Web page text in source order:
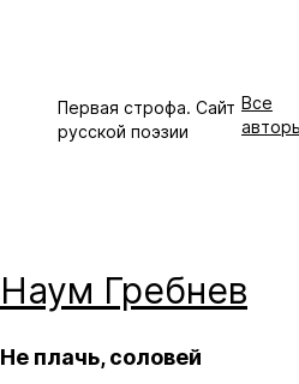
Первая строфа. Сайт
русской поэзии
Все
Наум Гребнев
Не плачь, соловей